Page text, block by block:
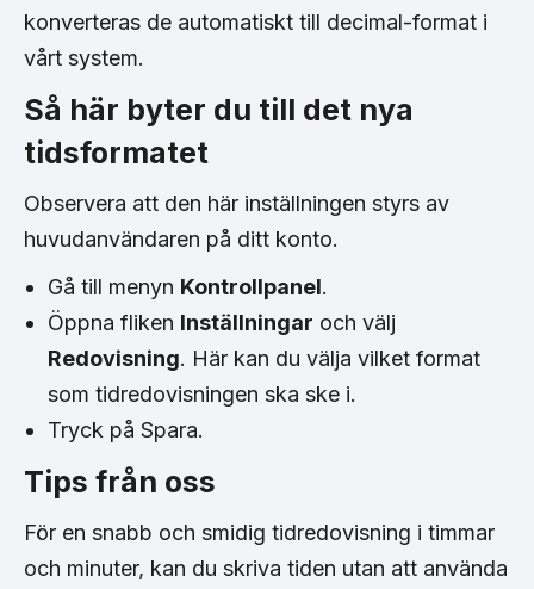
konverteras de automatiskt till decimal-format i
vårt system.
Så här byter du till det nya
tidsformatet
Observera att den här inställningen styrs av
huvudanvändaren på ditt konto.
Gå till menyn Kontrollpanel.
Öppna fliken Inställningar och välj
Redovisning. Här kan du välja vilket format
som tidredovisningen ska ske i.
Tryck på Spara.
Tips från oss
För en snabb och smidig tidredovisning i timmar
och minuter, kan du skriva tiden utan att använda